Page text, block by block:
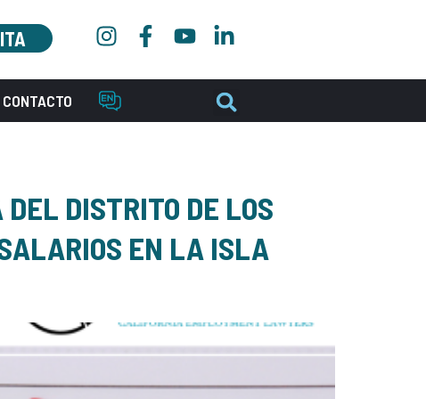
CONTACTO
DISTRITO DE LOS
EN LA ISLA